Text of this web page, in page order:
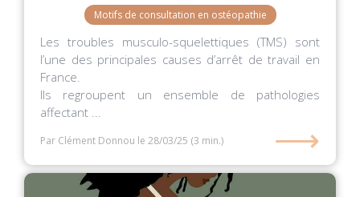
Motifs de consultation en ostéopathie
Les troubles musculo-squelettiques (TMS) sont
l’une des principales causes d’arrêt de travail en
France.
Ils regroupent un ensemble de pathologies
affectant ...
Par Clément Donnou le 28/03/25 (3 min.) ⟶